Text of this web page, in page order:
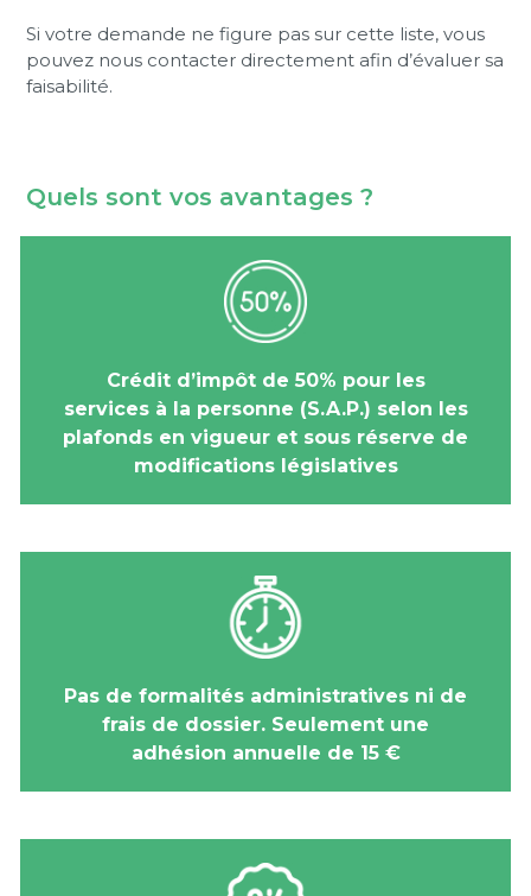
Si votre demande ne figure pas sur cette liste, vous
pouvez nous contacter directement afin d’évaluer sa
faisabilité.
Quels sont vos avantages ?
Crédit d’impôt de 50% pour les
services à la personne (S.A.P.) selon les
plafonds en vigueur et sous réserve de
modifications législatives
Pas de formalités administratives ni de
frais de dossier. Seulement une
adhésion annuelle de 15 €